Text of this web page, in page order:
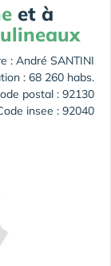
et à
: André SANTINI
: 68 260 habs.
postal : 92130
insee : 92040